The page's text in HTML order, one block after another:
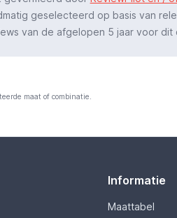
geselecteerd op basis van
van de afgelopen 5 jaar voor
maat of combinatie.
Informatie
Maattabel